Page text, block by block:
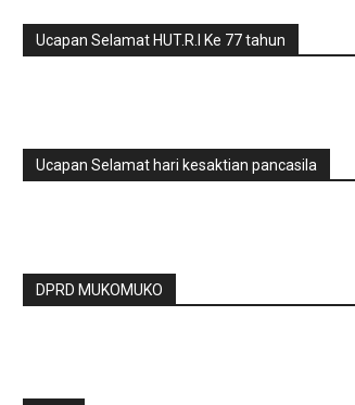
Ucapan Selamat HUT.R.I Ke 77 tahun
Ucapan Selamat hari kesaktian pancasila
DPRD MUKOMUKO